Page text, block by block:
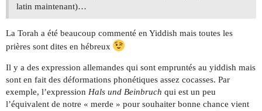
latin maintenant)…
La Torah a été beaucoup commenté en Yiddish mais toutes les
prières sont dites en hébreux
Il y a des expression allemandes qui sont empruntés au yiddish mais
sont en fait des déformations phonétiques assez cocasses. Par
exemple, l’expression Hals und Beinbruch qui est un peu
l’équivalent de notre « merde » pour souhaiter bonne chance vient